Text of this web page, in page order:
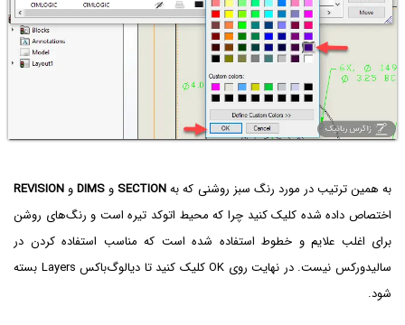
به همین ترتیب در مورد رنگ سبز روشنی که بهSECTION وDIMSوREVISION
اختصاص داده شده کلیک کنید چرا که محیط اتوکد تیره است و رنگ‌های روشن
برای اغلب علایم و خطوط استفاده شده است که مناسب استفاده کردن در
سالیدورکس نیست. در نهایت روی OK کلیک کنید تا دیالوگ‌باکس Layers بسته
شود.